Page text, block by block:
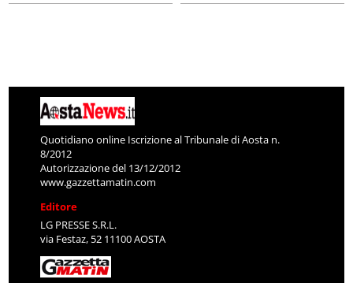
Quotidiano online Iscrizione al Tribunale di Aosta n.
8/2012
Autorizzazione del 13/12/2012
www.gazzettamatin.com
Editore
LG PRESSE S.R.L.
via Festaz, 52 11100 AOSTA